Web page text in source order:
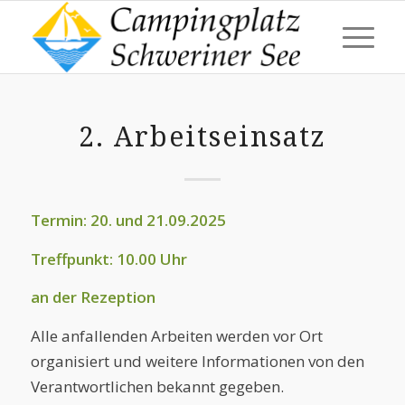
2. Arbeitseinsatz
Termin: 20. und 21.09.2025
Treffpunkt: 10.00 Uhr
an der Rezeption
Alle anfallenden Arbeiten werden vor Ort
organisiert und weitere Informationen von den
Verantwortlichen bekannt gegeben.